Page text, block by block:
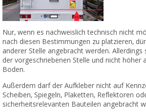
Nur, wenn es nachweislich technisch nicht
nach diesen Bestimmungen zu platzieren,
anderer Stelle angebracht werden.
der vorgeschriebenen Stelle und nicht höher
Boden.
Außerdem darf der Aufkleber nicht auf
Scheiben, Spiegeln, Plaketten, Reflektoren
sicherheitsrelevanten Bauteilen angebracht